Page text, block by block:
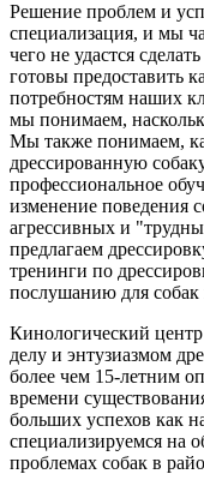
Решение проблем и
специализация, и мы
чего не удастся
готовы предоставить
потребностям наших
мы понимаем,
Мы также понимаем,
дрессированную
профессиональное
изменение поведения
агрессивных и
предлагаем
тренинги по
послушанию для собак
Кинологический
делу и энтузиазмом
более чем 15-летним
времени
больших успехов как
специализируемся на
проблемах собак в